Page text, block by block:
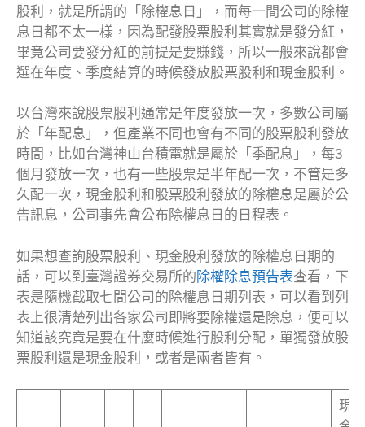
股利，就是所謂的「除權息日」，而每一間公司的除權
息日都不太一樣，因為配發股票股利其實就是發分紅，
畢竟公司要發分紅的前提是要賺錢，所以一般來說都會
選在年度、季度結算的時候發放股票股利和現金股利。
以台灣來說股票股利通常是年度發放一次，多數公司屬
於「年配息」，但產業不同也會有不同的股票股利發放
時間，比如台灣神山台積電就是屬於「季配息」，每3
個月發放一次，也有一些股票是半年配一次，不管是多
久配一次，現金股利和股票股利發放的除權息是屬於公
告訊息，公司事先會公布除權息日的日程表。
如果想查詢股票股利、現金股利發放的除權息日期的
話，可以到臺灣證券交易所的 除權除息預告表查看，下
表是隨機截取七間公司的除權息日期列表，可以看到列
表上很清楚列出各家公司即將要除權還是除息，便可以
知道該究竟是要在什麼時候進行股利分配，單獨發放股
票股利還是現金股利，或者是兩者皆有。
現